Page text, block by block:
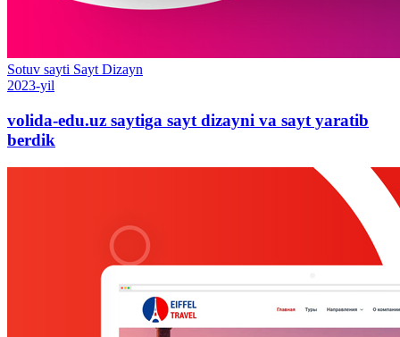
Sotuv sayti Sayt Dizayn
2023-yil
volida-edu.uz saytiga sayt dizayni va sayt yaratib
berdik